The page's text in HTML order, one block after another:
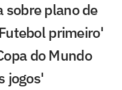
sobre plano de
primeiro'
do Mundo
jogos'